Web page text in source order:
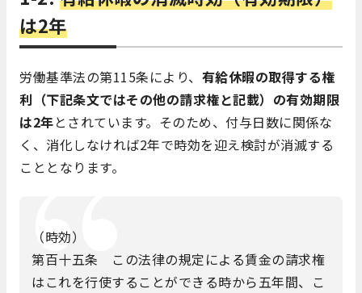
は2年
労働基準法の第115条により、 有給休暇の取得する権
利（下記条文ではその他の請求権と記載）の有効期限
は2年とされています。そのため、付与日数に関係な
く、消化しなければ2年で時効を迎え検討が消滅する
こととなります。
（時効）
第百十五条 この法律の規定による賃金の請求権
はこれを行使することができる時から五年間、こ